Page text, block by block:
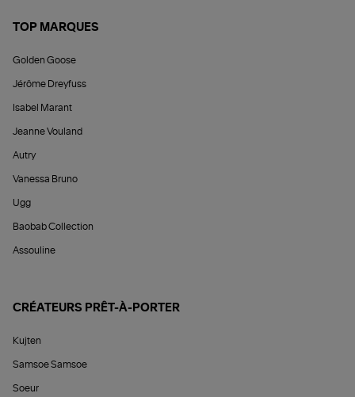
TOP MARQUES
Golden Goose
Jérôme Dreyfuss
Isabel Marant
Jeanne Vouland
Autry
Vanessa Bruno
Ugg
Baobab Collection
Assouline
CRÉATEURS PRÊT-À-PORTER
Kujten
Samsoe Samsoe
Soeur